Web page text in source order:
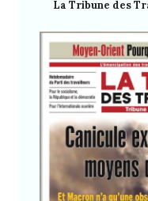
La Tribune des